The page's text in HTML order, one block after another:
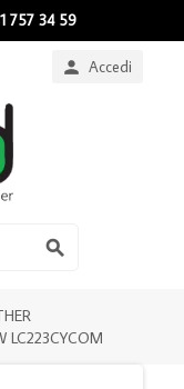
757 34 59
 Accedi

LC223CYCOM